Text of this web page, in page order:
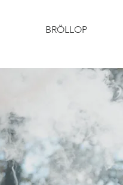
BRÖLLOP